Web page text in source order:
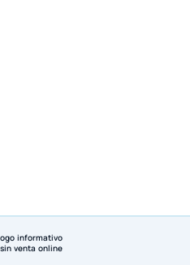
informativo
sin venta online